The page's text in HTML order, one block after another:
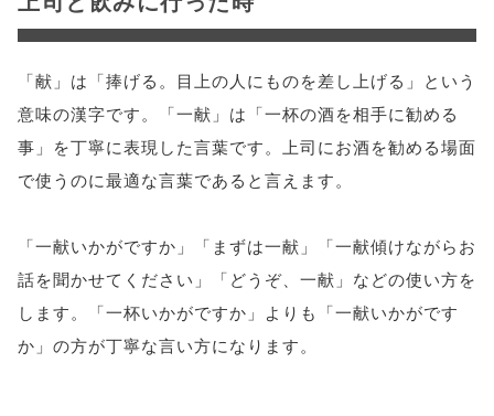
「献」は「捧げる。目上の人にものを差し上げる」という
意味の漢字です。「一献」は「一杯の酒を相手に勧める
事」を丁寧に表現した言葉です。上司にお酒を勧める場面
で使うのに最適な言葉であると言えます。
「一献いかがですか」「まずは一献」「一献傾けながらお
話を聞かせてください」「どうぞ、一献」などの使い方を
します。「一杯いかがですか」よりも「一献いかがです
か」の方が丁寧な言い方になります。